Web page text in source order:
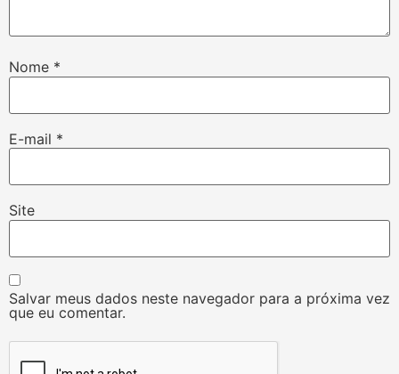
Nome *
E-mail *
Site
Salvar meus dados neste navegador para a próxima vez
que eu comentar.